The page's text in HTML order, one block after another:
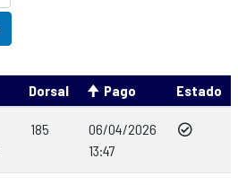
Dorsal Pago Estado
185
06/04/2026
13:47